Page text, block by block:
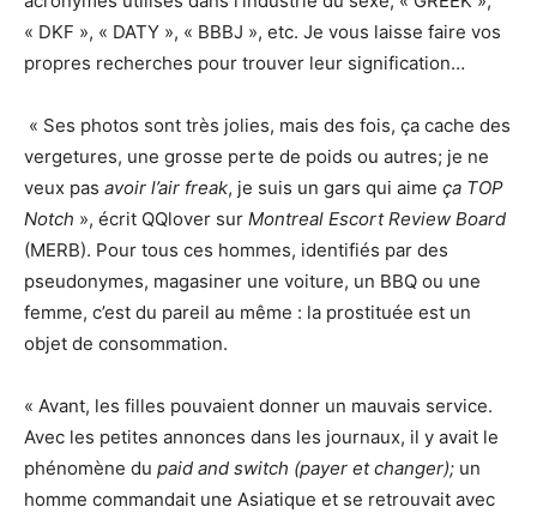
« DKF », « DATY », « BBBJ », etc. Je vous laisse faire vos
propres recherches pour trouver leur signification…
« Ses photos sont très jolies, mais des fois, ça cache des
vergetures, une grosse perte de poids ou autres; je ne
veux pas avoir l’air freak, je suis un gars qui aime ça TOP
Notch », écrit QQlover sur Montreal Escort Review Board
(MERB). Pour tous ces hommes, identifiés par des
pseudonymes, magasiner une voiture, un BBQ ou une
femme, c’est du pareil au même : la prostituée est un
objet de consommation.
« Avant, les filles pouvaient donner un mauvais service.
Avec les petites annonces dans les journaux, il y avait le
phénomène du paid and switch (payer et changer); un
homme commandait une Asiatique et se retrouvait avec